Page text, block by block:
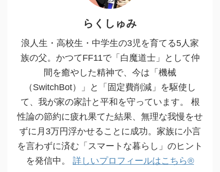
らくしゅみ
浪人生・高校生・中学生の3児を育てる5人家
族の父。かつてFF11で「白魔道士」として仲
間を癒やした精神で、今は「機械
（SwitchBot）」と「固定費削減」を駆使し
て、我が家の家計と平和を守っています。 根
性論の節約に疲れ果てた結果、無理な我慢をせ
ずに月3万円浮かせることに成功。家族に小言
を言わずに済む「スマートな暮らし」のヒント
を発信中。 詳しいプロフィールはこちら®